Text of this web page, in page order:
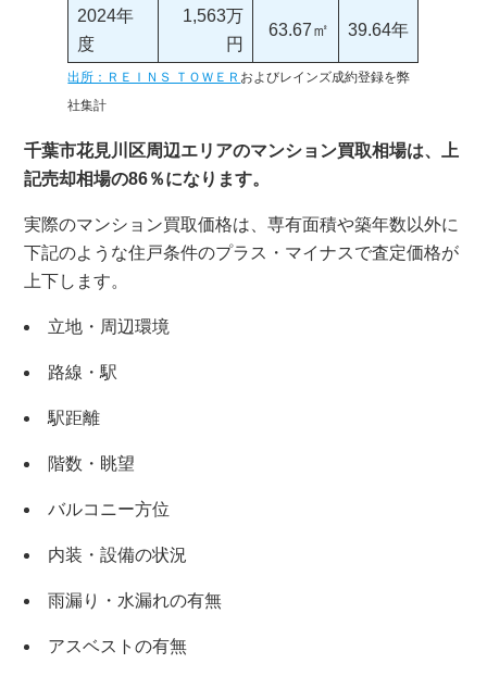
2024年
度
1,563万
円
63.67㎡ 39.64年
出所：ＲＥＩＮＳ ＴＯＷＥＲ およびレインズ成約登録を弊
社集計
千葉市花見川区周辺エリアのマンション買取相場は、上
記売却相場の86％になります。
実際のマンション買取価格は、専有面積や築年数以外に
下記のような住戸条件のプラス・マイナスで査定価格が
上下します。
立地・周辺環境
路線・駅
駅距離
階数・眺望
バルコニー方位
内装・設備の状況
雨漏り・水漏れの有無
アスベストの有無